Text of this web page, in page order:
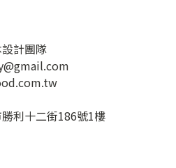
計團隊
利十二街186號1樓